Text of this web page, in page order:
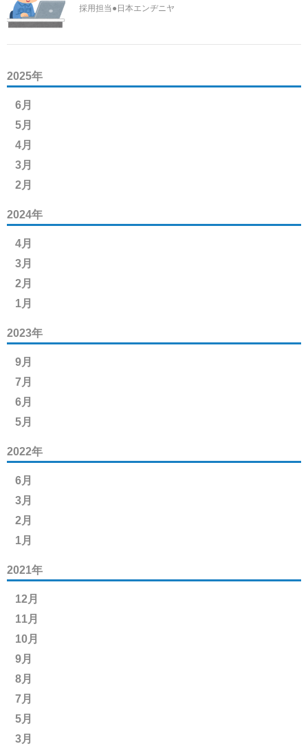
採用担当●日本エンヂニヤ
2025年
6月
5月
4月
3月
2月
2024年
4月
3月
2月
1月
2023年
9月
7月
6月
5月
2022年
6月
3月
2月
1月
2021年
12月
11月
10月
9月
8月
7月
5月
3月